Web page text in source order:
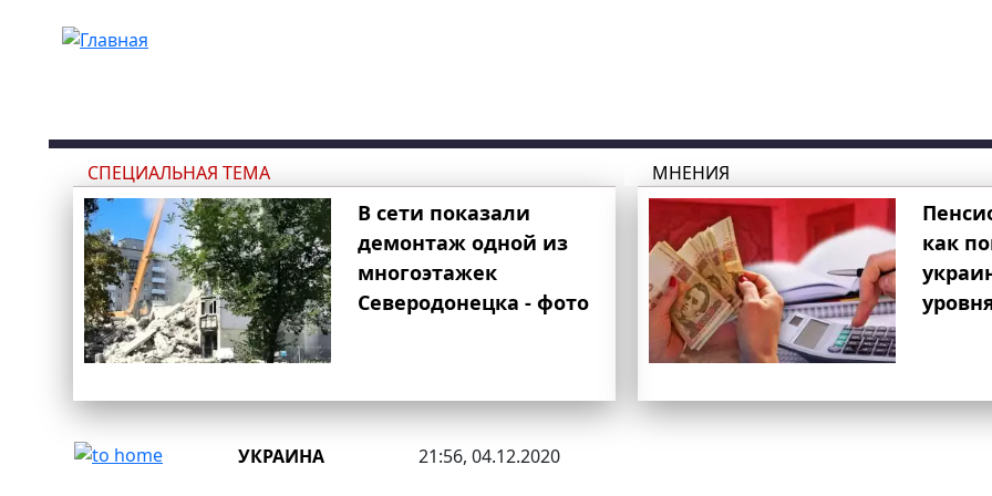
СПЕЦИАЛЬНАЯ ТЕМА
В сети показали
демонтаж одной из
многоэтажек
Северодонецка - фото
МНЕНИЯ
как
УКРАИНА 21:56, 04.12.2020